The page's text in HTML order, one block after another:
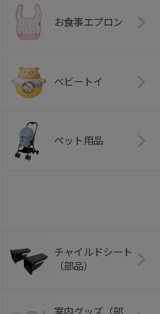
お食事エプロン
ベビートイ
ペット用品
チャイルドシート
（部品）
室内グッズ（部